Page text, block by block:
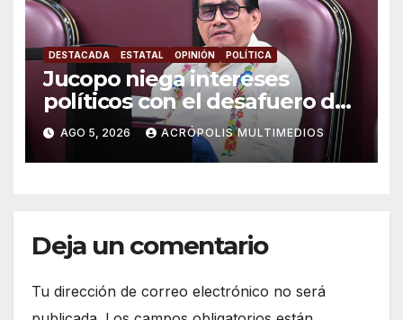
DESTACADA ESTATAL OPINIÓN POLÍTICA
Jucopo niega intereses
políticos con el desafuero de
alcaldes
AGO 5, 2026 ACRÓPOLIS MULTIMEDIOS
Deja un comentario
Tu dirección de correo electrónico no será